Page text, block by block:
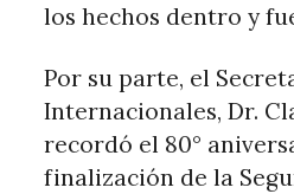
los hechos dentro y
Por su parte, el
Internacionales, Dr.
recordó el 80°
finalización de la